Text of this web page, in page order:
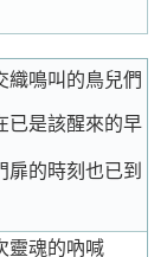
織鳴叫的鳥兒們
已是該醒來的早
扉的時刻也已到
靈魂的吶喊